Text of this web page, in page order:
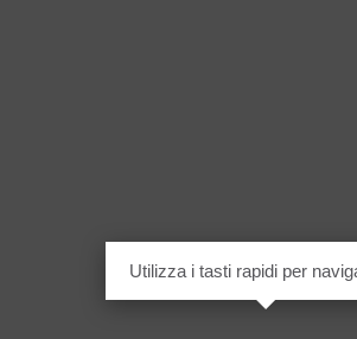
Utilizza i tasti rapidi per